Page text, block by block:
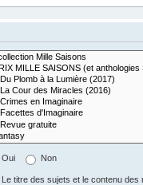
Oui Non
Le titre des sujets et le contenu des